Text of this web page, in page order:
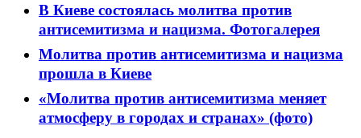
В Киеве состоялась молитва против
антисемитизма и нацизма. Фотогалерея
Молитва против антисемитизма и нацизма
прошла в Киеве
«Молитва против антисемитизма меняет
атмосферу в городах и странах» (фото)